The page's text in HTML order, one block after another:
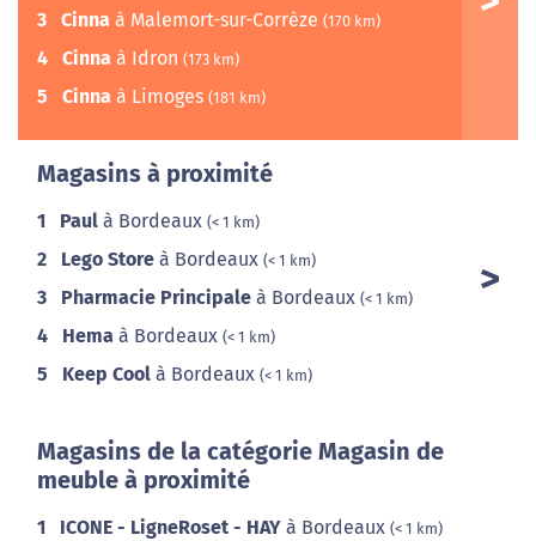
3 Cinna à Malemort-sur-Corrèze (170 km)
4 Cinna à Idron (173 km)
5 Cinna à Limoges (181 km)
Magasins à proximité
1 Paul à Bordeaux (< 1 km)
2 Lego Store à Bordeaux (< 1 km)
3 Pharmacie Principale à Bordeaux (< 1 km)
4 Hema à Bordeaux (< 1 km)
5 Keep Cool à Bordeaux (< 1 km)
Magasins de la catégorie Magasin de
meuble à proximité
1 ICONE - LigneRoset - HAY à Bordeaux (< 1 km)